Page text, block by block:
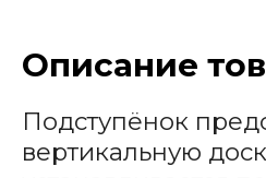
Описание
Подступёнок
вертикальную